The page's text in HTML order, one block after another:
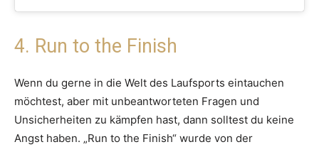
4. Run to the Finish
Wenn du gerne in die Welt des Laufsports eintauchen
möchtest, aber mit unbeantworteten Fragen und
Unsicherheiten zu kämpfen hast, dann solltest du keine
Angst haben. „Run to the Finish“ wurde von der